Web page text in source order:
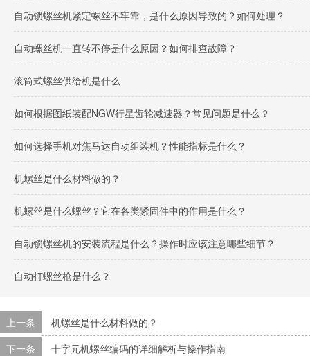
自动锁螺丝机紧定螺丝不牢靠，是什么原因导致的？如何处理？
自动螺丝机一直转不停是什么原因？如何排查故障？
滚筒式螺丝供给机是什么
如何根据图纸装配NGW行星齿轮减速器？常见问题是什么？
如何选择手机对焦马达自动组装机？性能指标是什么？
机螺丝是什么材料做的？
机螺丝是什么螺丝？它在各类紧固件中的作用是什么？
自动锁螺丝机的安装流程是什么？操作时应该注意哪些细节？
自动打螺丝枪是什么？
上一条
机螺丝是什么材料做的？
下一条
十字元机螺丝编码的详细解析与操作指南